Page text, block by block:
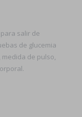
salir de
de glucemia
medida de pulso,